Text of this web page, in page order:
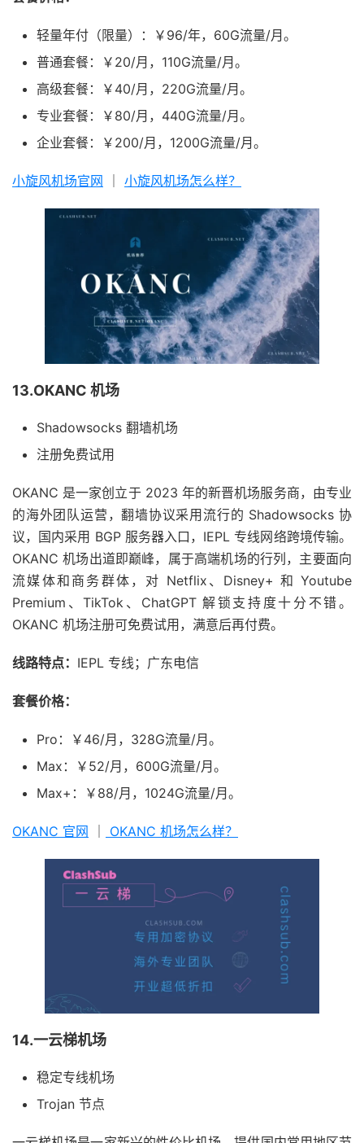
轻量年付（限量）：￥96/年，60G流量/月。
普通套餐：￥20/月，110G流量/月。
高级套餐：￥40/月，220G流量/月。
专业套餐：￥80/月，440G流量/月。
企业套餐：￥200/月，1200G流量/月。
小旋风机场官网 小旋风机场怎么样？
13.OKANC 机场
Shadowsocks 翻墙机场
注册免费试用
OKANC 是一家创立于 2023 年的新晋机场服务商，由专业
的海外团队运营，翻墙协议采用流行的 Shadowsocks 协
议，国内采用 BGP 服务器入口，IEPL 专线网络跨境传输。
OKANC 机场出道即巅峰，属于高端机场的行列，主要面向
流媒体和商务群体，对 Netflix、Disney+ 和 Youtube
Premium、TikTok、ChatGPT 解锁支持度十分不错。
OKANC 机场注册可免费试用，满意后再付费。
线路特点： IEPL 专线；广东电信
套餐价格：
Pro：￥46/月，328G流量/月。
Max：￥52/月，600G流量/月。
Max+：￥88/月，1024G流量/月。
OKANC 官网 OKANC 机场怎么样？
14.一云梯机场
稳定专线机场
Trojan 节点